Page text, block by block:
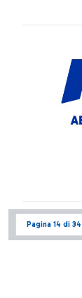
Pagina 14 di 34